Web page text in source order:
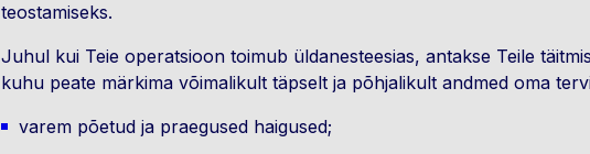
teostamiseks.
Juhul kui Teie operatsioon toimub üldanesteesias, antakse Teile
kuhu peate märkima võimalikult täpselt ja põhjalikult andmed oma
varem põetud ja praegused haigused;